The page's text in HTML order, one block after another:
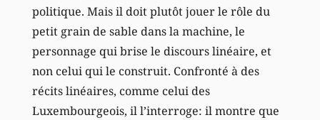
politique. Mais il doit plutôt jouer le rôle du
petit grain de sable dans la machine, le
personnage qui brise le discours linéaire, et
non celui qui le construit. Confronté à des
récits linéaires, comme celui des
Luxembourgeois, il l’interroge: il montre que